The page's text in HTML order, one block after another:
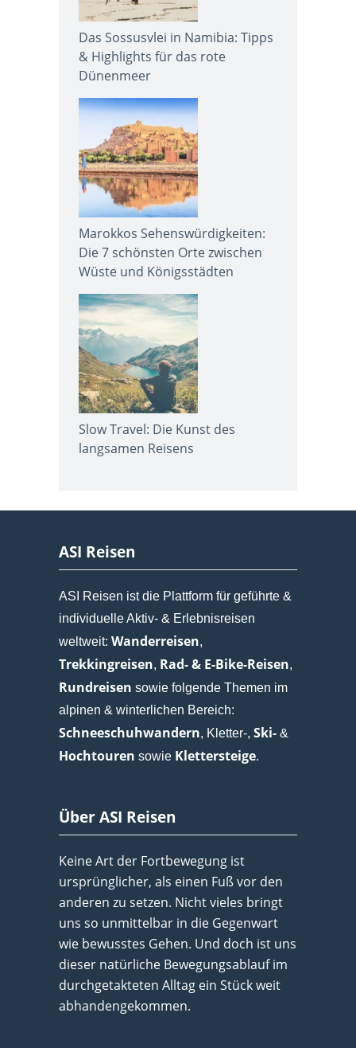
Das Sossusvlei in Namibia: Tipps
& Highlights für das rote
Dünenmeer
Marokkos Sehenswürdigkeiten:
Die 7 schönsten Orte zwischen
Wüste und Königsstädten
Slow Travel: Die Kunst des
langsamen Reisens
ASI Reisen
ASI Reisen ist die Plattform für geführte &
individuelle Aktiv- & Erlebnisreisen
weltweit: Wanderreisen,
Trekkingreisen, Rad- & E-Bike-Reisen,
Rundreisen sowie folgende Themen im
alpinen & winterlichen Bereich:
Schneeschuhwandern, Kletter-, Ski- &
Hochtouren sowie Klettersteige.
Über ASI Reisen
Keine Art der Fortbewegung ist
ursprünglicher, als einen Fuß vor den
anderen zu setzen. Nicht vieles bringt
uns so unmittelbar in die Gegenwart
wie bewusstes Gehen. Und doch ist uns
dieser natürliche Bewegungsablauf im
durchgetakteten Alltag ein Stück weit
abhandengekommen.